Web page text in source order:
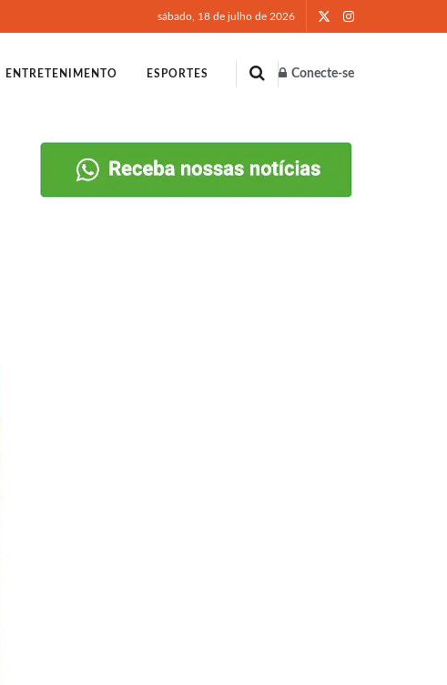
sábado, 18 de julho de 2026
ENTRETENIMENTO ESPORTES Conecte-se